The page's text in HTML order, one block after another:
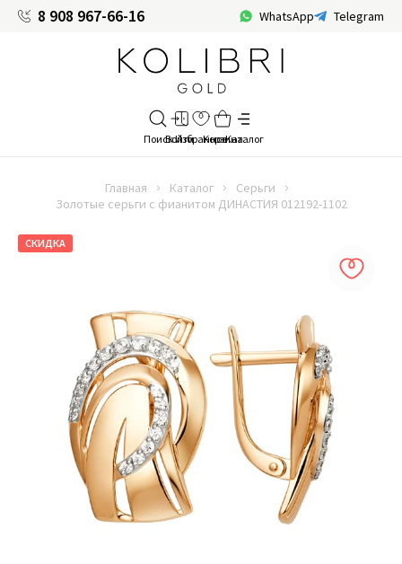
8 908 967-66-16 WhatsApp Telegram
Главная Каталог
Серьги
Золотые серьги с фианитом ДИНАСТИЯ 012192-1102
СКИДКА